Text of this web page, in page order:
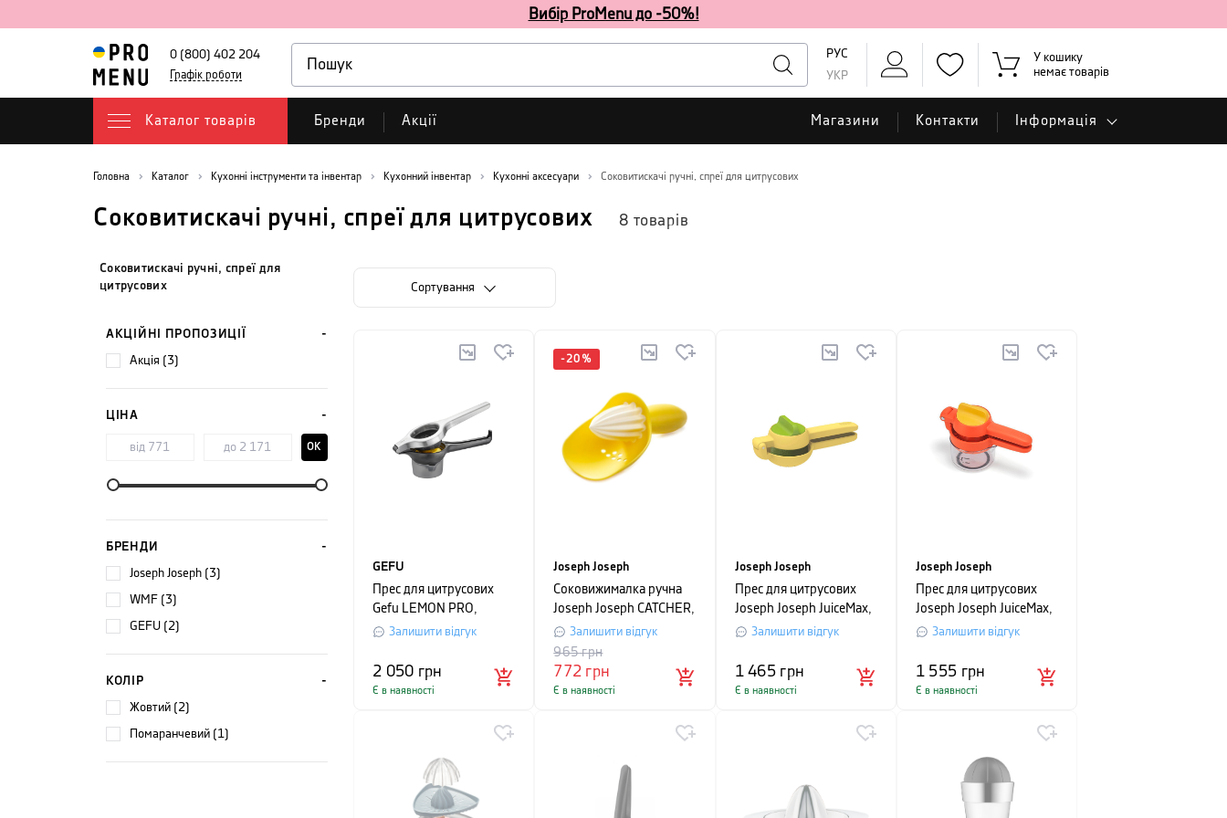
Вибір ProMenu до -50%!
0 (800) 402 204
Графік роботи
РУС
УКР
У кошику
немає товарів
Каталог товарів Бренди Акції Магазини Контакти Інформація
Головна Каталог Кухонні інструменти та інвентар Кухонний інвентар Кухонні аксесуари Соковитискачі ручні, спреї для цитрусових
Соковитискачі ручні, спреї для цитрусових 8 товарів
Соковитискачі ручні, спреї для
цитрусових
АКЦІЙНІ ПРОПОЗИЦІЇ
акція (3)
ЦІНА
OK
БРЕНДИ
Joseph Joseph (3)
WMF (3)
GEFU (2)
КОЛІР
жовтий (2)
помаранчевий (1)
Сортування
GEFU
Прес для цитрусових
Gefu LEMON PRO,
розмір 27х9, 7х8, 7 см,
Залишити відгук
2 050 грн
Є в наявності
-20 %
Joseph Joseph
Соковижималка ручна
Joseph Joseph CATCHER,
16,6х6,8х8,7 см,
жовтий
Залишити відгук
772 грн
965грн
Є в наявності
Joseph Joseph
Прес для цитрусових
Joseph Joseph JuiceMax,
22х10х8 см, жовтий
Залишити відгук
1 465 грн
Є в наявності
Joseph Joseph
Прес для цитрусових
Joseph Joseph JuiceMax,
22,6х15,3х13 см,
Залишити відгук
1 555 грн
Є в наявності